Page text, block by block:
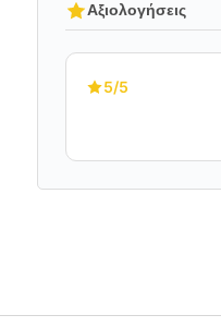
Αξιολογήσεις
5/5